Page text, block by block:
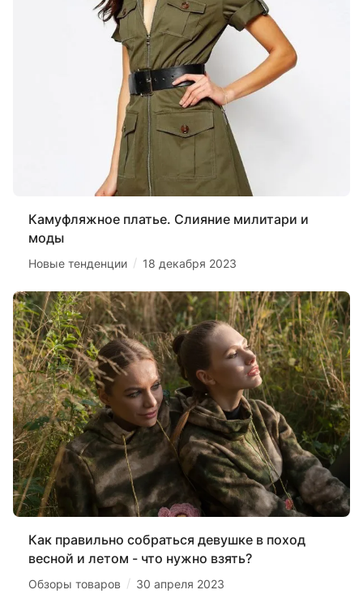
Камуфляжное платье. Слияние милитари и
моды
Новые тенденции / 18 декабря 2023
Как правильно собраться девушке в поход
весной и летом - что нужно взять?
Обзоры товаров / 30 апреля 2023